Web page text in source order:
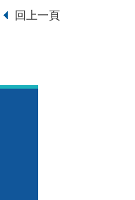
回上一頁